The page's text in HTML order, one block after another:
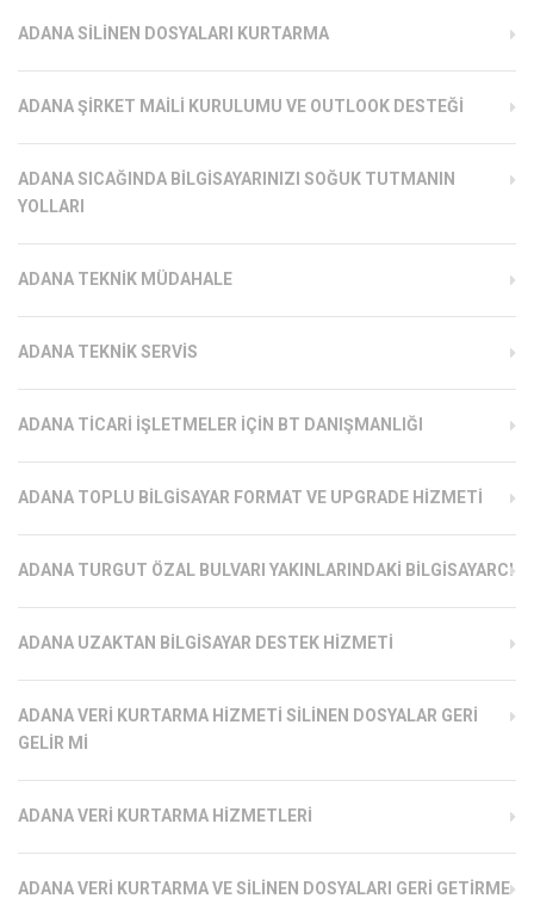
ADANA SILINEN DOSYALARI KURTARMA
ADANA ŞIRKET MAILI KURULUMU VE OUTLOOK DESTEĞI
ADANA SICAĞINDA BILGISAYARINIZI SOĞUK TUTMANIN
YOLLARI
ADANA TEKNIK MÜDAHALE
ADANA TEKNIK SERVIS
ADANA TICARI İŞLETMELER İÇIN BT DANIŞMANLIĞI
ADANA TOPLU BILGISAYAR FORMAT VE UPGRADE HIZMETI
ADANA TURGUT ÖZAL BULVARI YAKINLARINDAKI BILGISAYARCI
ADANA UZAKTAN BILGISAYAR DESTEK HIZMETI
ADANA VERI KURTARMA HIZMETI SILINEN DOSYALAR GERI
GELIR MI
ADANA VERI KURTARMA HIZMETLERI
ADANA VERI KURTARMA VE SILINEN DOSYALARI GERI GETIRME